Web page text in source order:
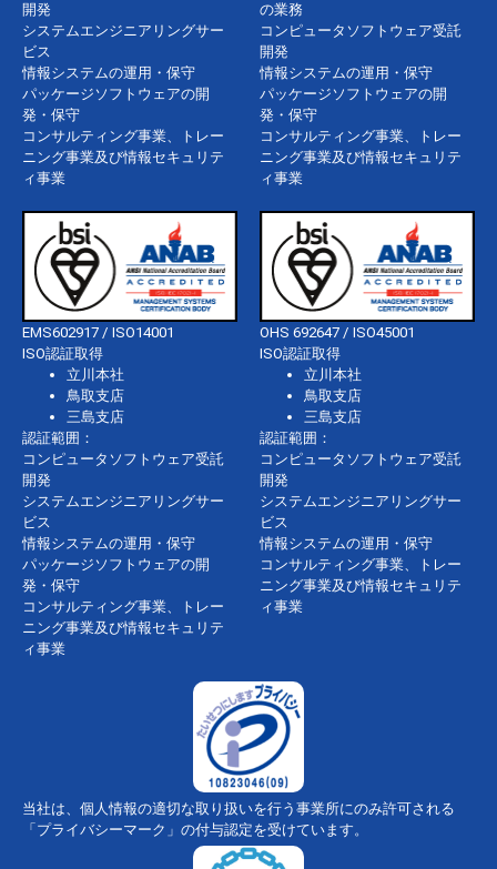
開発
システムエンジニアリングサー
ビス
情報システムの運用・保守
パッケージソフトウェアの開
発・保守
コンサルティング事業、トレー
ニング事業及び情報セキュリテ
ィ事業
の業務
コンピュータソフトウェア受託
開発
情報システムの運用・保守
パッケージソフトウェアの開
発・保守
コンサルティング事業、トレー
ニング事業及び情報セキュリテ
ィ事業
EMS602917 / ISO14001
ISO認証取得
立川本社
鳥取支店
三島支店
認証範囲：
コンピュータソフトウェア受託
開発
システムエンジニアリングサー
ビス
情報システムの運用・保守
パッケージソフトウェアの開
発・保守
コンサルティング事業、トレー
ニング事業及び情報セキュリテ
ィ事業
OHS 692647 / ISO45001
ISO認証取得
立川本社
鳥取支店
三島支店
認証範囲：
コンピュータソフトウェア受託
開発
システムエンジニアリングサー
ビス
情報システムの運用・保守
コンサルティング事業、トレー
ニング事業及び情報セキュリテ
ィ事業
当社は、個人情報の適切な取り扱いを行う事業所にのみ許可される
「プライバシーマーク」の付与認定を受けています。